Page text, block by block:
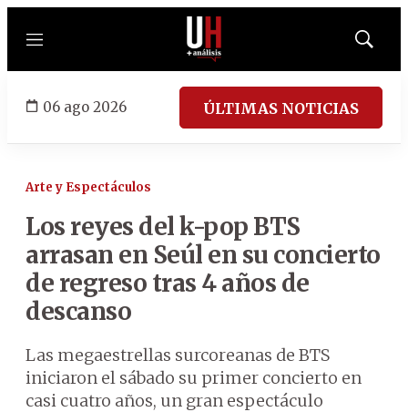
Menú
Mostrar
06 ago 2026 ÚLTIMAS NOTICIAS
Arte y Espectáculos
Los reyes del k-pop BTS
arrasan en Seúl en su concierto
de regreso tras 4 años de
descanso
Las megaestrellas surcoreanas de BTS
iniciaron el sábado su primer concierto en
casi cuatro años, un gran espectáculo